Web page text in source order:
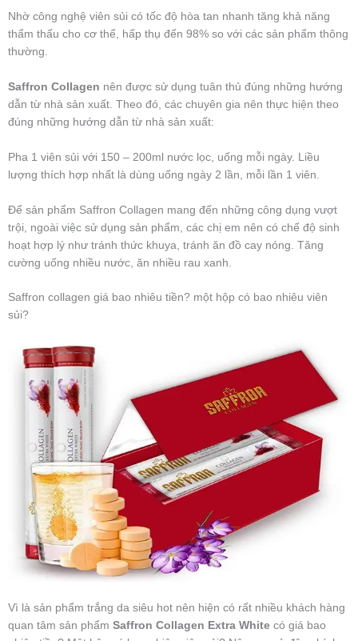
Nhờ công nghệ viên sủi có tốc độ hòa tan nhanh tăng khả năng
thẩm thấu cho cơ thể, hấp thụ đến 98% so với các sản phẩm thông
thường.
Saffron Collagen nên được sử dụng tuân thủ đúng những hướng
dẫn từ nhà sản xuất. Theo đó, các chuyên gia nên thực hiện theo
đúng những hướng dẫn từ nhà sản xuất:
Pha 1 viên sủi với 150 – 200ml nước lọc, uống mỗi ngày. Liều
lượng thích hợp nhất là dùng uống ngày 2 lần, mỗi lần 1 viên.
Để sản phẩm Saffron Collagen mang đến những công dụng vượt
trội, ngoài việc sử dụng sản phẩm, các chị em nên có chế độ sinh
hoạt hợp lý như tránh thức khuya, tránh ăn đồ cay nóng. Tăng
cường uống nhiều nước, ăn nhiều rau xanh.
Saffron collagen giá bao nhiêu tiền? một hộp có bao nhiêu viên
sủi?
Vì là sản phẩm trắng da siêu hot nên hiện có rất nhiều khách hàng
quan tâm sản phẩm Saffron Collagen Extra White có giá bao